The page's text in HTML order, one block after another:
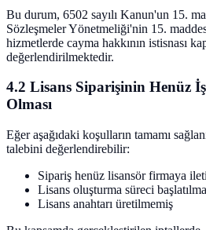
Bu durum, 6502 sayılı Kanun'un 15.
Sözleşmeler Yönetmeliği'nin 15.
hizmetlerde cayma hakkının istisnası
değerlendirilmektedir.
4.2 Lisans Siparişinin Henüz
Olması
Eğer aşağıdaki koşulların tamamı
talebini değerlendirebilir:
Sipariş henüz lisansör firmaya
Lisans oluşturma süreci
Lisans anahtarı üretilmemiş